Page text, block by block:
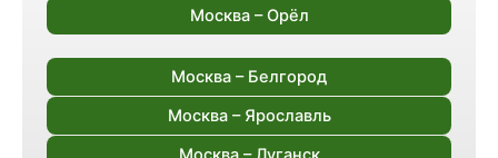
Москва – Орёл
Москва – Белгород
Москва – Ярославль